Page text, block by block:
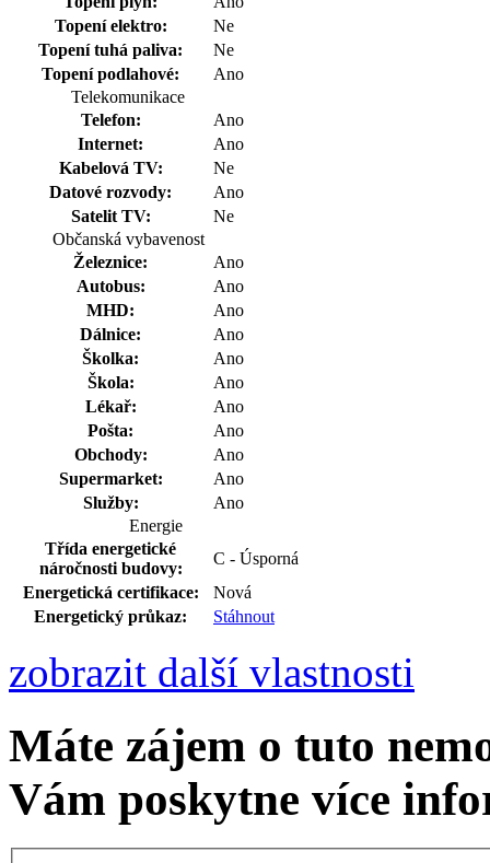
Topení elektro:
Ne
Topení tuhá paliva:
Ne
Topení podlahové:
Ano
Telekomunikace
Telefon:
Ano
Internet:
Ano
Kabelová TV:
Ne
Datové rozvody:
Ano
Satelit TV:
Ne
Občanská vybavenost
Železnice:
Ano
Autobus:
Ano
MHD:
Ano
Dálnice:
Ano
Školka:
Ano
Škola:
Ano
Lékař:
Ano
Pošta:
Ano
Obchody:
Ano
Supermarket:
Ano
Služby:
Ano
Energie
Třída energetické
náročnosti budovy:
C - Úsporná
Energetická certifikace:
Nová
Energetický průkaz:
Stáhnout
zobrazit další vlastnosti
Máte zájem o tuto
Vám poskytne více